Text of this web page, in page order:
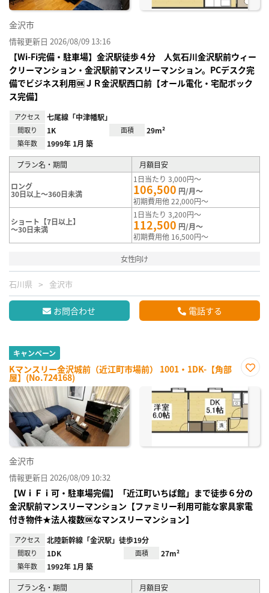
金沢市
情報更新日 2026/08/09 13:16
【Wi-Fi完備・駐車場】金沢駅徒歩４分 人気石川金沢駅前ウィー
クリーマンション・金沢駅前マンスリーマンション。PCデスク完
備でビジネス利用🆗ＪＲ金沢駅西口前【オール電化・宅配ボック
ス完備】
アクセス 七尾線「中津幡駅」
間取り 1K 面積 29m²
築年数 1999年 1月 築
プラン名・期間 月額目安
ロング
30日以上～360日未満
1日当たり 3,000円～
106,500 円/月～
初期費用他 22,000円～
ショート【7日以上】
～30日未満
1日当たり 3,200円～
112,500 円/月～
初期費用他 16,500円～
女性向け
石川県 金沢市
お問合わせ 電話する
キャンペーン
Kマンスリー金沢城前（近江町市場前） 1001・1DK-【角部
屋】(No.724168)
に入
り登
録
金沢市
情報更新日 2026/08/09 10:32
【ＷｉＦｉ可・駐車場完備】「近江町いちば館」まで徒歩６分の
金沢駅前マンスリーマンション【ファミリー利用可能な家具家電
付き物件★法人複数🆗なマンスリーマンション】
アクセス 北陸新幹線「金沢駅」徒歩19分
間取り 1DK 面積 27m²
築年数 1992年 1月 築
プラン名・期間 月額目安